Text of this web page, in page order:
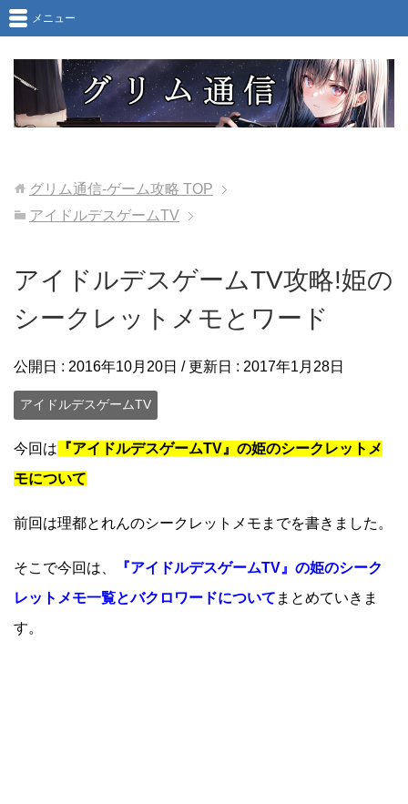
メニュー
グリム通信-ゲーム攻略 TOP
アイドルデスゲームTV
アイドルデスゲームTV攻略!姫の
シークレットメモとワード
公開日 : 2016年10月20日 / 更新日 : 2017年1月28日
アイドルデスゲームTV
今回は 『アイドルデスゲームTV』の姫のシークレットメ
モについて
前回は理都とれんのシークレットメモまでを書きました。
そこで今回は、
『アイドルデスゲームTV』の姫のシーク
レットメモ一覧とバクロワードについて まとめていきま
す。